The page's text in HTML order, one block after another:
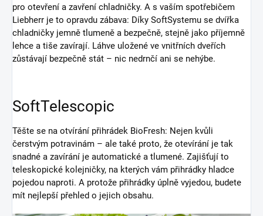
pro otevření a zavření chladničky. A s vaším spotřebičem
Liebherr je to opravdu zábava: Díky SoftSystemu se dvířka
chladničky jemně tlumeně a bezpečně, stejně jako příjemně
lehce a tiše zavírají. Láhve uložené ve vnitřních dveřích
zůstávají bezpečně stát – nic nedrnčí ani se nehýbe.
SoftTelescopic
Těšte se na otvírání přihrádek BioFresh: Nejen kvůli
čerstvým potravinám – ale také proto, že otevírání je tak
snadné a zavírání je automatické a tlumené. Zajišťují to
teleskopické kolejničky, na kterých vám přihrádky hladce
pojedou naproti. A protože přihrádky úplně vyjedou, budete
mít nejlepší přehled o jejich obsahu.